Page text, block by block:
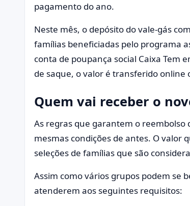
pagamento do ano.
Neste mês, o depósito do vale-gás
famílias beneficiadas pelo programa
conta de poupança social Caixa Tem
de saque, o valor é transferido online
Quem vai receber o
As regras que garantem o
mesmas condições de antes. O valor
seleções de famílias que são
Assim como vários grupos podem se
atenderem aos seguintes requisitos: